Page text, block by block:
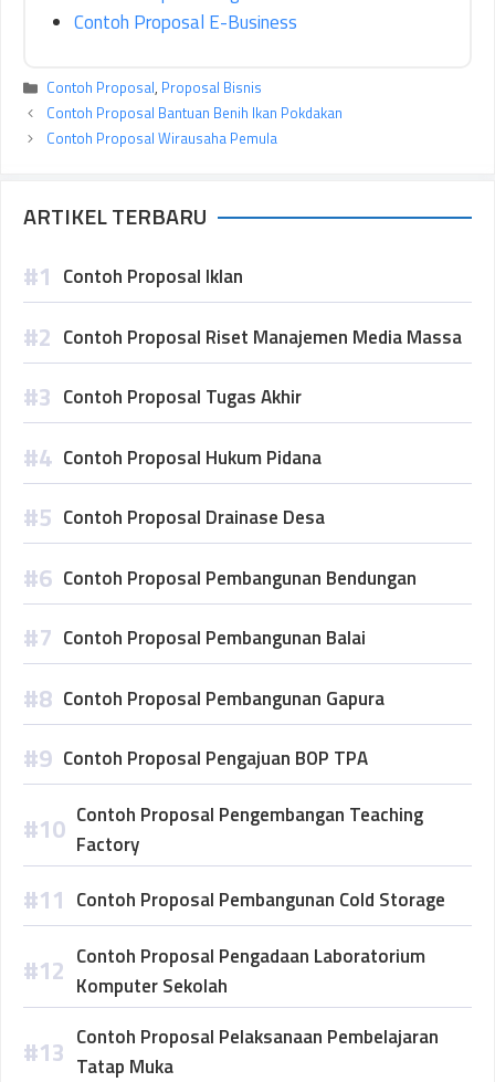
Contoh Proposal E-Business
Kategori
Contoh Proposal, Proposal Bisnis
Contoh Proposal Bantuan Benih Ikan Pokdakan
Contoh Proposal Wirausaha Pemula
ARTIKEL TERBARU
Contoh Proposal Iklan
Contoh Proposal Riset Manajemen Media Massa
Contoh Proposal Tugas Akhir
Contoh Proposal Hukum Pidana
Contoh Proposal Drainase Desa
Contoh Proposal Pembangunan Bendungan
Contoh Proposal Pembangunan Balai
Contoh Proposal Pembangunan Gapura
Contoh Proposal Pengajuan BOP TPA
Contoh Proposal Pengembangan Teaching
Factory
Contoh Proposal Pembangunan Cold Storage
Contoh Proposal Pengadaan Laboratorium
Komputer Sekolah
Contoh Proposal Pelaksanaan Pembelajaran
Tatap Muka